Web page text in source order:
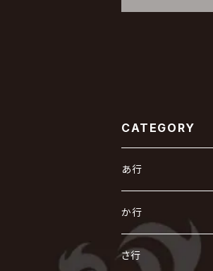
CATEGORY
あ行
あ
R指定
い
か行
か
さ行